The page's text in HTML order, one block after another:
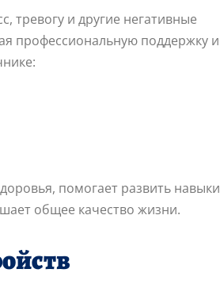
тревогу и другие негативные
профессиональную поддержку и
помогает развить навыки
общее качество жизни.